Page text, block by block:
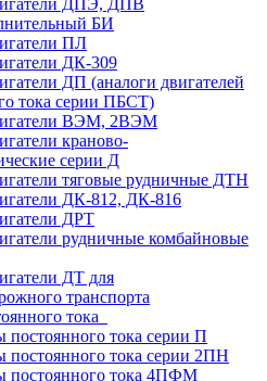
ДПЭ, ДПВ
БИ
ПЛ
ДК-309
ДП (аналоги двигателей
тока серии ПБСТ)
ВЭМ, 2ВЭМ
краново-
серии Д
тяговые рудничные ДТН
ДК-812, ДК-816
ДРТ
рудничные комбайновые
ДТ для
транспорта
тока
постоянного тока серии П
постоянного тока серии 2ПН
постоянного тока 4ПФМ